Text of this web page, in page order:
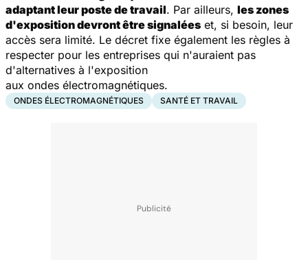
adaptant leur poste de travail. Par ailleurs, les zones
d'exposition devront être signalées et, si besoin, leur
accès sera limité. Le décret fixe également les règles à
respecter pour les entreprises qui n'auraient pas
d'alternatives à l'exposition
aux ondes électromagnétiques.
ONDES ÉLECTROMAGNÉTIQUES SANTÉ ET TRAVAIL